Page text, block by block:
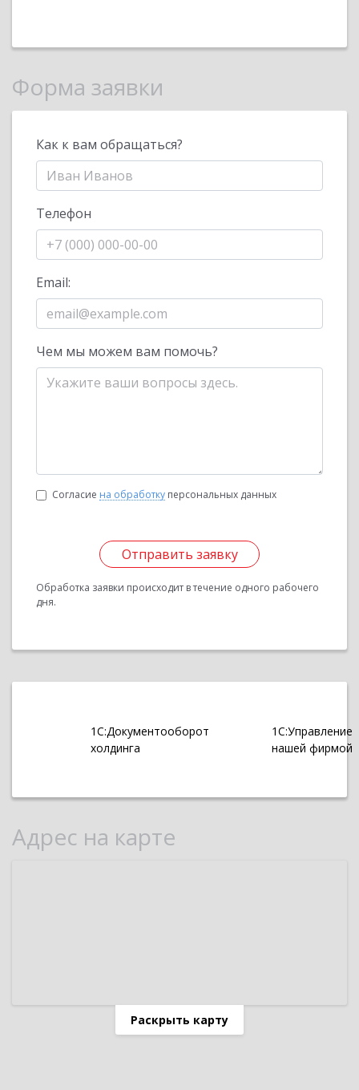
Форма заявки
Как к вам обращаться?
Телефон
Email:
Чем мы можем вам помочь?
Согласие на обработку персональных данных
Отправить заявку
Обработка заявки происходит в течение одного рабочего
дня.
1С:Документооборот
холдинга
1С:Управление
нашей фирмой
Адрес на карте
Раскрыть карту